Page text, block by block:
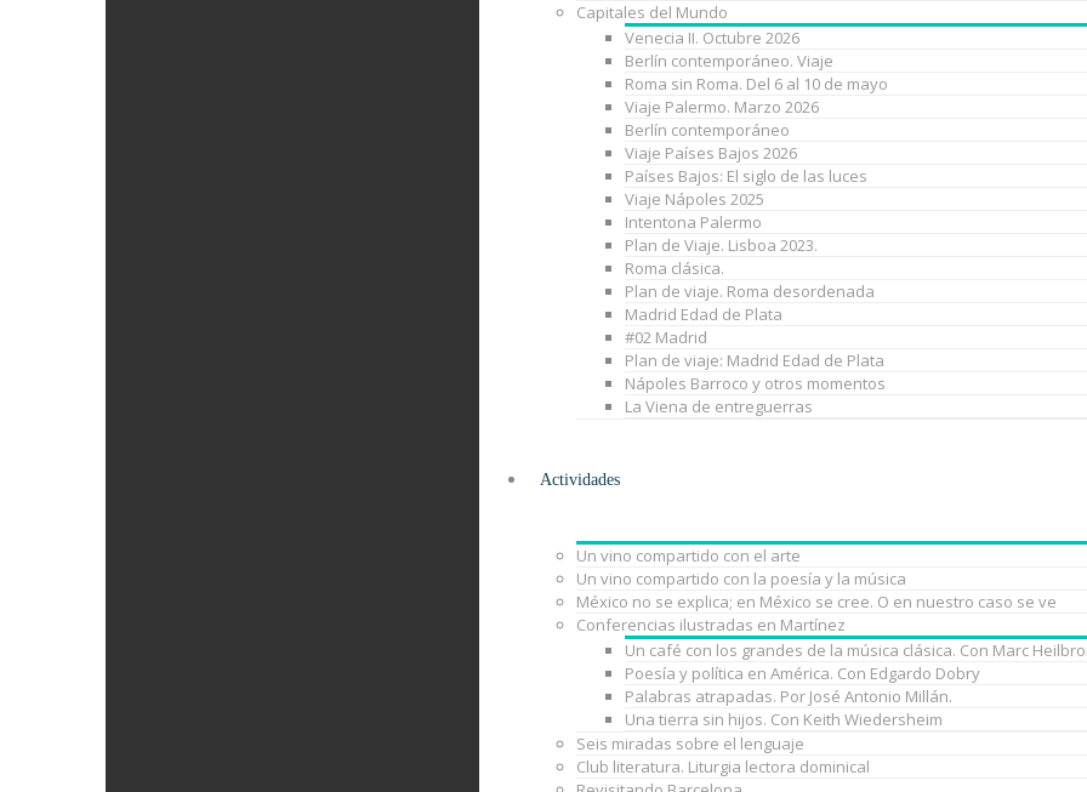
Capitales del Mundo
Venecia II. Octubre 2026
Berlín contemporáneo. Viaje
Roma sin Roma. Del 6 al 10 de mayo
Viaje Palermo. Marzo 2026
Berlín contemporáneo
Viaje Países Bajos 2026
Países Bajos: El siglo de las luces
Viaje Nápoles 2025
Intentona Palermo
Plan de Viaje. Lisboa 2023.
Roma clásica.
Plan de viaje. Roma desordenada
Madrid Edad de Plata
#02 Madrid
Plan de viaje: Madrid Edad de Plata
Nápoles Barroco y otros momentos
La Viena de entreguerras
Actividades
Un vino compartido con el arte
Un vino compartido con la poesía y la música
México no se explica; en México se cree. O en nuestro caso se ve
Conferencias ilustradas en Martínez
Un café con los grandes de la música clásica. Con Marc
Poesía y política en América. Con Edgardo Dobry
Palabras atrapadas. Por José Antonio Millán.
Una tierra sin hijos. Con Keith Wiedersheim
Seis miradas sobre el lenguaje
Club literatura. Liturgia lectora dominical